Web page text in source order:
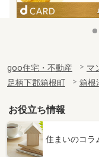
goo住宅・不動産 マ
足柄下郡箱根町
箱根
お役立ち情報
住まいのコラ